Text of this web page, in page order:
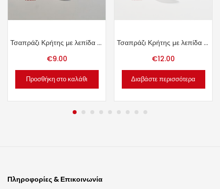
Τσαπράζι Κρήτης με λεπίδα 10cm.
€9.00
Προσθήκη στο καλάθι
Τσαπράζι Κρήτης με λεπίδα 13cm.
€12.00
Διαβάστε περισσότερα
Πληροφορίες & Επικοινωνία